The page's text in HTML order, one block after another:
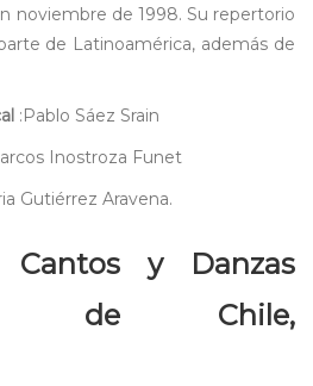
noviembre de 1998. Su repertorio
de Latinoamérica, además de
:Pablo Sáez Srain
Inostroza Funet
Gutiérrez Aravena.
y Danzas
de Chile,